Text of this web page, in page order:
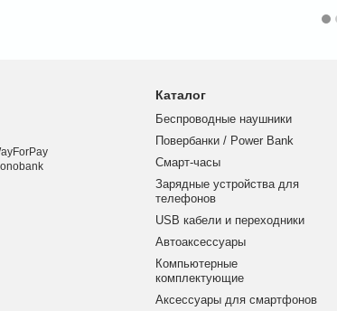
Каталог
Беспроводные наушники
Повербанки / Power Bank
Смарт-часы
Зарядные устройства для
телефонов
USB кабели и переходники
Автоаксессуары
Компьютерные
комплектующие
Аксессуары для смартфонов